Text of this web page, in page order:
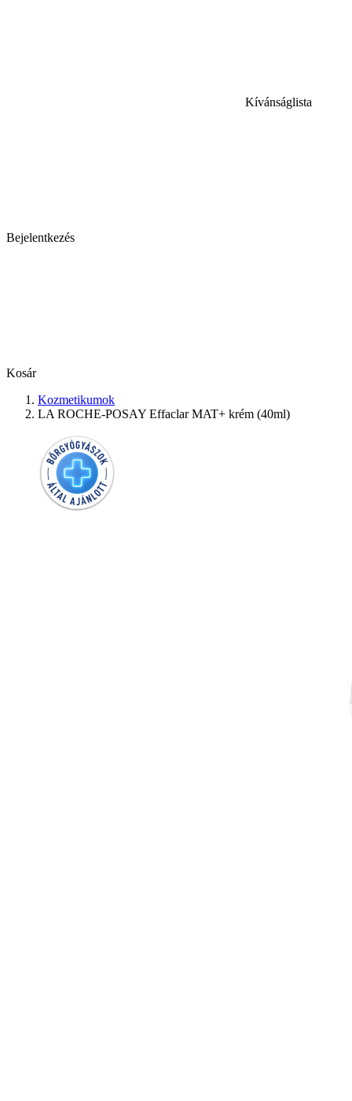
Kívánságlista
Bejelentkezés
Kosár
Kozmetikumok
LA ROCHE-POSAY Effaclar MAT+ krém (40ml)